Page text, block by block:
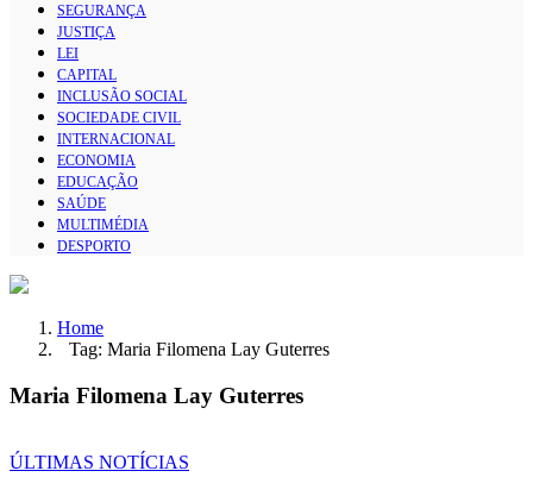
SEGURANÇA
JUSTIÇA
LEI
CAPITAL
INCLUSÃO SOCIAL
SOCIEDADE CIVIL
INTERNACIONAL
ECONOMIA
EDUCAÇÃO
SAÚDE
MULTIMÉDIA
DESPORTO
Home
Tag: Maria Filomena Lay Guterres
Maria Filomena Lay Guterres
ÚLTIMAS NOTÍCIAS